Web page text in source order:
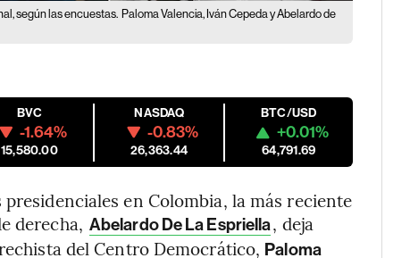
según las encuestas. Paloma Valencia, Iván Cepeda y Abelardo de
BVC
-1.64%
15,580.00
NASDAQ
-0.83%
26,363.44
BTC/USD
+0.01%
64,791.69
en Colombia, la más reciente
derecha, Abelardo De La Espriella, deja
del Centro Democrático, Paloma